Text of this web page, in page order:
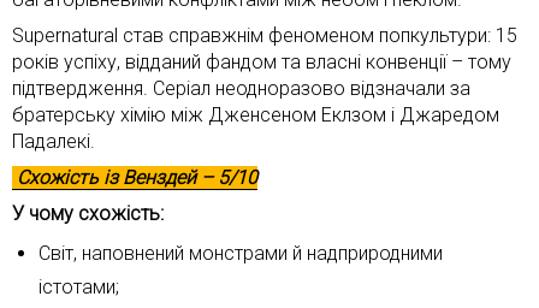
Supernatural став справжнім феноменом попкультури: 15
років успіху, відданий фандом та власні конвенції – тому
підтвердження. Серіал неодноразово відзначали за
братерську хімію між Дженсеном Еклзом і Джаредом
Падалекі.
Схожість ізВенздей– 5/10
У чому схожість:
Світ, наповнений монстрами й надприродними
істотами;